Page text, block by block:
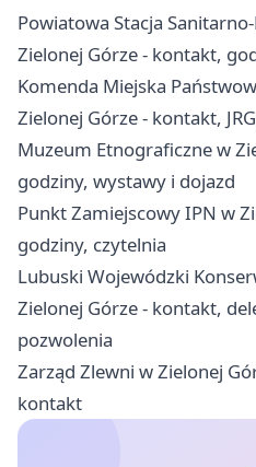
Powiatowa Stacja
Zielonej Górze - kontakt,
Komenda Miejska
Zielonej Górze - kontakt,
Muzeum Etnograficzne w
godziny, wystawy i dojazd
Punkt Zamiejscowy IPN w
godziny, czytelnia
Lubuski Wojewódzki
Zielonej Górze - kontakt,
pozwolenia
Zarząd Zlewni w Zielonej
kontakt